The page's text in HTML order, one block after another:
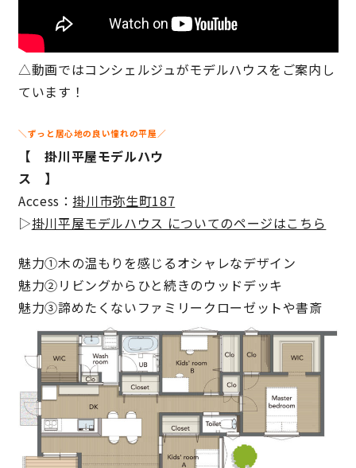
サイトマップ プライバシーポリシー
よくある質問
CLOSE
△動画ではコンシェルジュがモデルハウスをご案内し
ています！
＼ずっと居心地の良い憧れの平屋／
【 掛川平屋モデルハウ
ス 】
Access：掛川市弥生町187
▷掛川平屋モデルハウス についてのページはこちら
魅力①木の温もりを感じるオシャレなデザイン
魅力②リビングからひと続きのウッドデッキ
魅力③諦めたくないファミリークローゼットや書斎